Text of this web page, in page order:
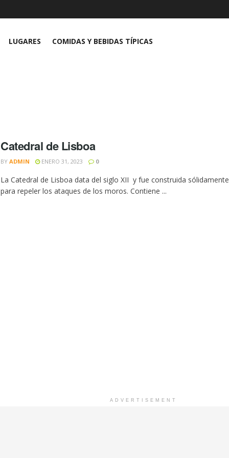
LUGARES COMIDAS Y BEBIDAS TÍPICAS
Catedral de Lisboa
BY ADMIN ENERO 31, 2023 0
La Catedral de Lisboa data del siglo XII y fue construida sólidamente
para repeler los ataques de los moros. Contiene ...
ADVERTISEMENT